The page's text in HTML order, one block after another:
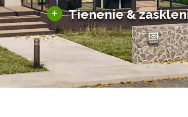
Solárne zimné
+ Tienenie &
Tienenie
Zasklenie